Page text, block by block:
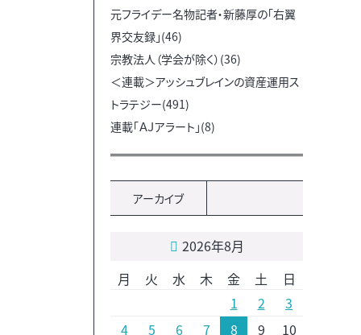
元フライデー名物記者・新藤厚の「右翼
界交友録」(46)
宗教法人（学会が除く）(36)
＜連載＞アッシュブレインの資産運用ス
トラテジー(491)
連載「ＡＪアラート」(8)
アーカイブ
2026年8月
月
火 水 木 金 土
日
1
2
3
4
5 6 7 8 9 10